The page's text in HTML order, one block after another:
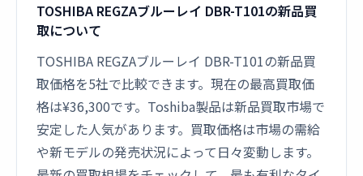
TOSHIBA REGZAブルーレイ DBR-T101の新品買
取について
TOSHIBA REGZAブルーレイ DBR-T101の新品買
取価格を5社で比較できます。現在の最高買取価
格は¥36,300です。Toshiba製品は新品買取市場で
安定した人気があります。買取価格は市場の需給
や新モデルの発売状況によって日々変動します。